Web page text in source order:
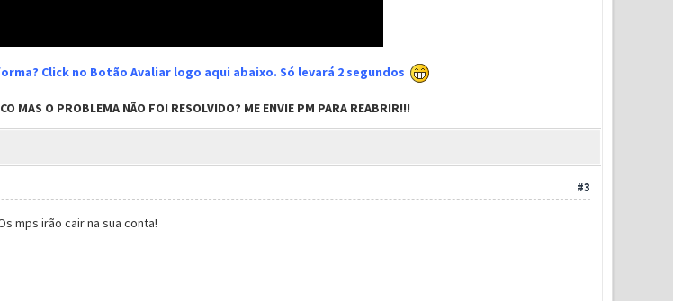
Click no Botão Avaliar logo aqui abaixo. Só levará 2 segundos
MAS O PROBLEMA NÃO FOI RESOLVIDO? ME ENVIE PM PARA REABRIR!!!
#3
mps irão cair na sua conta!